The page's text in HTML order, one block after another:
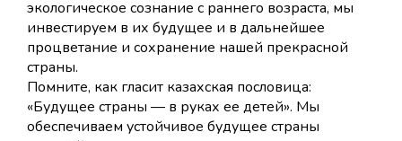
экологическое сознание с раннего возраста, мы
инвестируем в их будущее и в дальнейшее
процветание и сохранение нашей прекрасной
страны.
Помните, как гласит казахская пословица:
«Будущее страны — в руках ее детей». Мы
обеспечиваем устойчивое будущее страны